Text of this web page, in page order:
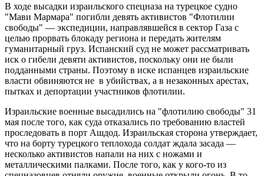
В ходе высадки израильского спецназа на турецкое судно
"Мави Мармара" погибли девять активистов "Флотилии
свободы" — экспедиции, направлявшейся в сектор Газа с
целью прорвать блокаду региона и передать жителям
гуманитарный груз. Испанский суд не может рассматривать
иск о гибели девяти активистов, поскольку они не были
подданными страны. Поэтому в иске испанцев израильские
власти обвиняются не в убийствах, а в незаконных арестах,
пытках и депортации участников флотилии.
Израильские военные высадились на "флотилию свободы" 31
мая после того, как суда отказались по требованию властей
проследовать в порт Ашдод. Израильская сторона утверждает,
что на борту турецкого теплохода солдат ждала засада —
несколько активистов напали на них с ножами и
металлическими палками. После того, как у кого-то из